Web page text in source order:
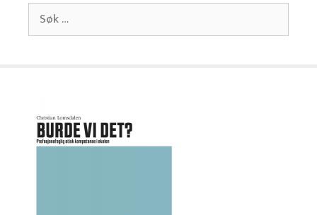
Søk
etter: